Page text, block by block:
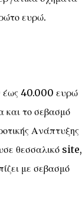
ευρώ.
έως 40.000 ευρώ
και το σεβασμό
Ανάπτυξης
θεσσαλικό site,
με σεβασμό